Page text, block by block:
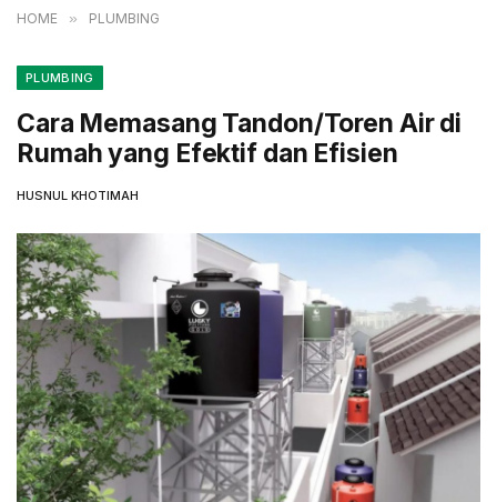
HOME » PLUMBING
PLUMBING
Cara Memasang Tandon/Toren Air di
Rumah yang Efektif dan Efisien
HUSNUL KHOTIMAH